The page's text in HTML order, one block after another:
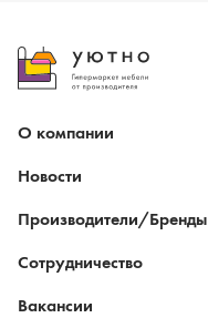
О компании
Новости
Производители/Бренды
Сотрудничество
Вакансии